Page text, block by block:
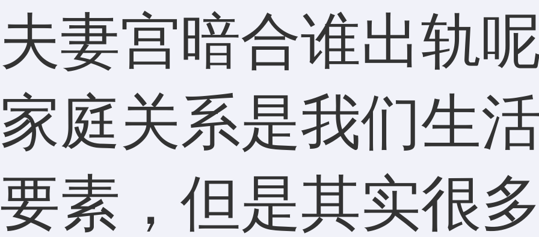
夫妻宫暗合谁出轨
家庭关系是我们生
要素，但是其实很